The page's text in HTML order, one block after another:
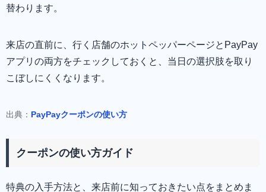
替わります。
来店の直前に、行く店舗のホットペッパーページとPayPay
アプリの両方をチェックしておくと、当日の選択肢を取り
こぼしにくくなります。
出典： PayPayクーポンの使い方
クーポンの使い方ガイド
特典の入手方法と、来店前に知っておきたい点をまとめま